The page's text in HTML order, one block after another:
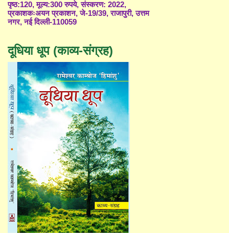
पृष्ठ:120, मूल्य:300 रुपये, संस्करण: 2022,
प्रकाशकःअयन प्रकाशन, जे-19/39, राजापुरी, उत्तम
नगर, नई दिल्ली-110059
दूधिया धूप (काव्य-संग्रह)